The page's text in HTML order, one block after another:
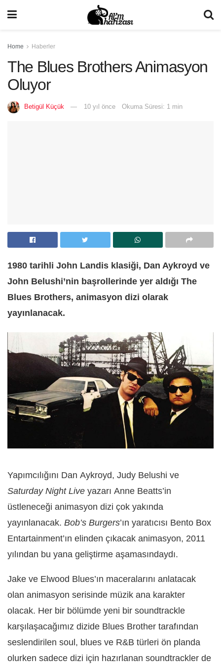
Home Haberler
The Blues Brothers Animasyon
Oluyor
Betigül Küçük 10 yıl önce Okuma Süresi: 1 min
1980 tarihli John Landis klasiği, Dan Aykroyd ve
John Belushi’nin başrollerinde yer aldığı The
Blues Brothers, animasyon dizi olarak
yayınlanacak.
Yapımcılığını Dan Aykroyd, Judy Belushi ve
Saturday Night Live yazarı Anne Beatts’in
üstleneceği animasyon dizi çok yakında
yayınlanacak. Bob’s Burgers’ın yaratıcısı Bento Box
Entartainment’ın elinden çıkacak animasyon, 2011
yılından bu yana geliştirme aşamasındaydı.
Jake ve Elwood Blues’ın maceralarını anlatacak
olan animasyon serisinde müzik ana karakter
olacak. Her bir bölümde yeni bir soundtrackle
karşılaşacağımız dizide Blues Brother tarafından
seslendirilen soul, blues ve R&B türleri ön planda
olurken sadece dizi için hazırlanan soundtrackler de